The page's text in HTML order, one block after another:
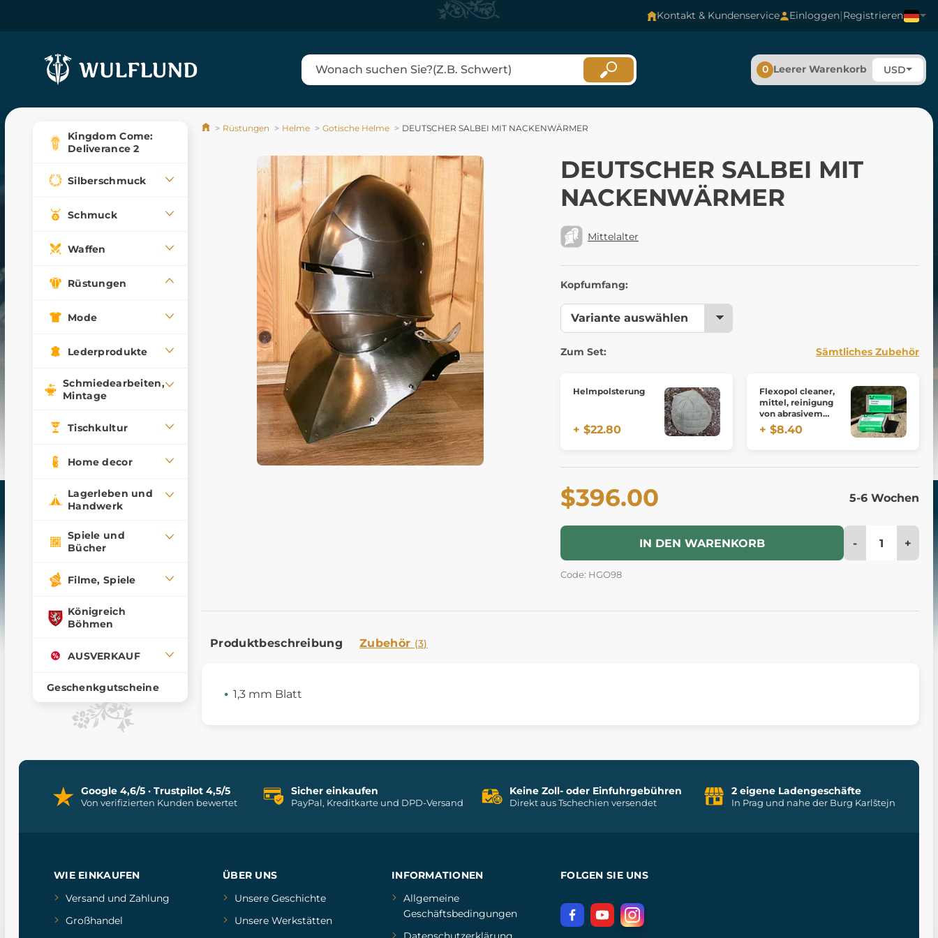
Kontakt & Kundenservice Einloggen|Registrieren
0 Leerer Warenkorb USD
Kingdom Come:
Deliverance 2
Silberschmuck
Schmuck
Waffen
Rüstungen
Mode
Lederprodukte
Schmiedearbeiten,
Mintage
Tischkultur
Home decor
Lagerleben und
Handwerk
Spiele und
Bücher
Filme, Spiele
Königreich
Böhmen
AUSVERKAUF
Geschenkgutscheine
Rüstungen Helme Gotische Helme DEUTSCHER SALBEI MIT NACKENWÄRMER
DEUTSCHER SALBEI MIT
NACKENWÄRMER
Mittelalter
Kopfumfang:
Zum Set: Sämtliches Zubehör
Helmpolsterung
+ $22.80
Flexopol cleaner,
mittel, reinigung
von abrasivem
gummi - mittel
+ $8.40
$396.00 5-6 Wochen
IN DEN WARENKORB - +
Code: HGO98
Produktbeschreibung Zubehör (3)
1,3 mm Blatt
Google 4,6/5 · Trustpilot 4,5/5
Von verifizierten Kunden bewertet
Sicher einkaufen
PayPal, Kreditkarte und DPD-Versand
Keine Zoll- oder Einfuhrgebühren
Direkt aus Tschechien versendet
2 eigene Ladengeschäfte
In Prag und nahe der Burg Karlštejn
WIE EINKAUFEN
Versand und Zahlung
Großhandel
ÜBER UNS
Unsere Geschichte
Unsere Werkstätten
INFORMATIONEN
Allgemeine
Geschäftsbedingungen
FOLGEN SIE UNS